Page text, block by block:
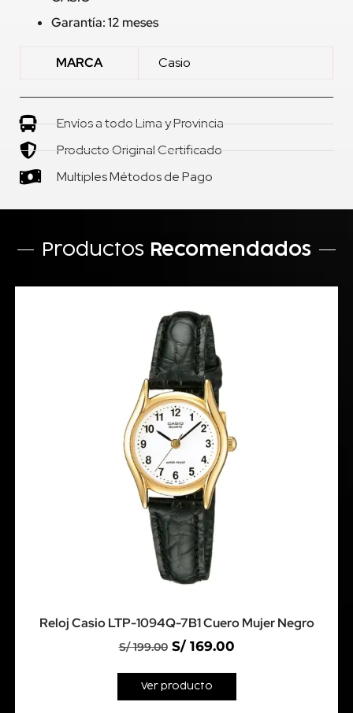
Garantía: 12 meses
MARCA Casio
Envíos a todo Lima y Provincia
Producto Original Certificado
Multiples Métodos de Pago
Productos Recomendados
Reloj Casio LTP-1094Q-7B1 Cuero Mujer Negro
S/199.00 S/169.00
Ver producto